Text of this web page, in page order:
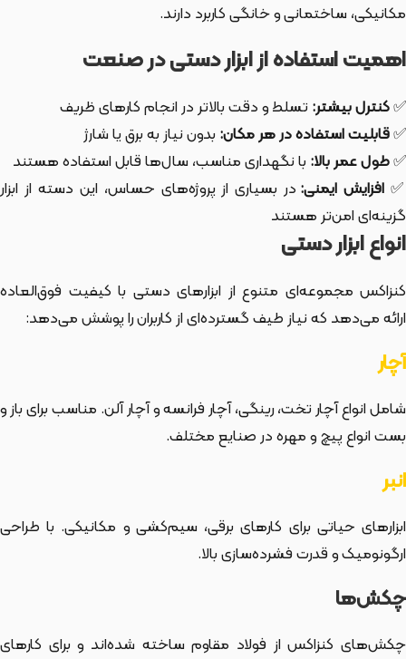
مکانیکی، ساختمانی و خانگی کاربرد دارند.
اهمیت استفاده از ابزار دستی در صنعت
✅کنترل بیشتر: تسلط و دقت بالاتر در انجام کارهای ظریف
✅قابلیت استفاده در هر مکان: بدون نیاز به برق یا شارژ
✅طول عمر بالا: با نگهداری مناسب، سال‌ها قابل استفاده هستند
✅ افزایش ایمنی: در بسیاری از پروژه‌های حساس، این دسته از ابزار
گزینه‌ای امن‌تر هستند
انواع ابزار دستی
کنزاکس مجموعه‌ای متنوع از ابزارهای دستی با کیفیت فوق‌العاده
ارائه می‌دهد که نیاز طیف گسترده‌ای از کاربران را پوشش می‌دهد:
آچار
شامل انواع آچار تخت، رینگی، آچار فرانسه و آچار آلن. مناسب برای باز و
بست انواع پیچ و مهره در صنایع مختلف.
انبر
ابزارهای حیاتی برای کارهای برقی، سیم‌کشی و مکانیکی. با طراحی
ارگونومیک و قدرت فشرده‌سازی بالا.
چکش‌ها
چکش‌های کنزاکس از فولاد مقاوم ساخته شده‌اند و برای کارهای